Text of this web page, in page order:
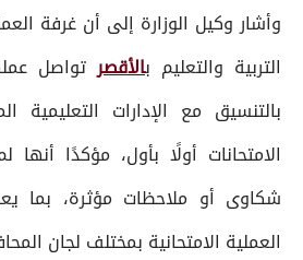
وأشار وكيل الوزارة إلى أن غرفة
التربية والتعليم بالأقصرتواصل
بالتنسيق مع الإدارات التعليمية
الامتحانات أولًا بأول، مؤكدًا
شكاوى أو ملاحظات مؤثرة، بما
العملية الامتحانية بمختلف لجان